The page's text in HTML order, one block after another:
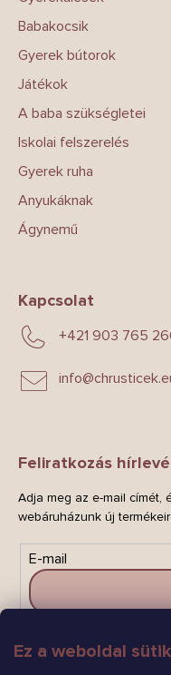
Ez a weboldal
Babakocsik
Gyerek bútorok
Játékok
A baba szükségletei
Iskolai felszerelés
Gyerek ruha
Anyukáknak
Ágynemű
Kapcsolat
info@
+421 903 765
Feliratkozás
Adja meg az e-mail címét,
webáruházunk új
E-mail
FELIRATKOZÁS